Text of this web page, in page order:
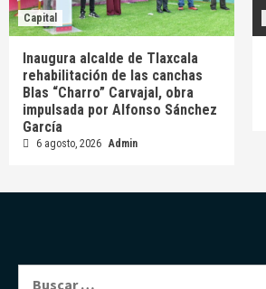
Capital
Inaugura alcalde de Tlaxcala
rehabilitación de las canchas
Blas “Charro” Carvajal, obra
impulsada por Alfonso Sánchez
García
6 agosto, 2026 Admin